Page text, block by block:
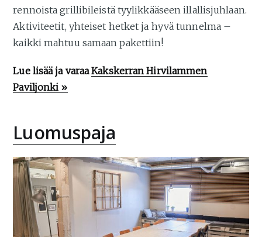
rennoista grillibileistä tyylikkääseen illallisjuhlaan.
Aktiviteetit, yhteiset hetket ja hyvä tunnelma –
kaikki mahtuu samaan pakettiin!
Lue lisää ja varaaKakskerran Hirvilammen
Paviljonki »
Luomuspaja